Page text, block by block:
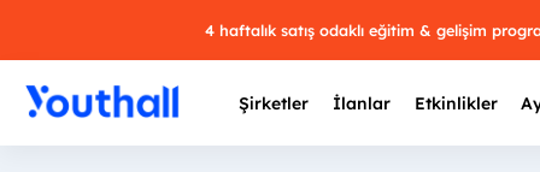
4 haftalık satış odaklı eğitim & gelişim
Şirketler İlanlar Etkinlikler